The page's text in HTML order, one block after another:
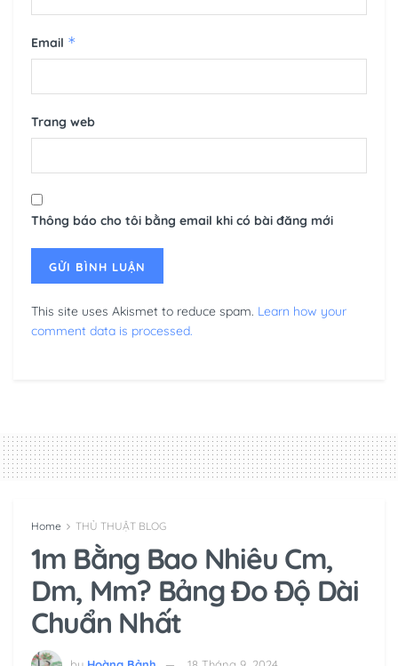
Email *
Trang web
Thông báo cho tôi bằng email khi có bài đăng mới
This site uses Akismet to reduce spam. Learn how your
comment data is processed.
Home THỦ THUẬT BLOG
1m Bằng Bao Nhiêu Cm,
Dm, Mm? Bảng Đo Độ Dài
Chuẩn Nhất